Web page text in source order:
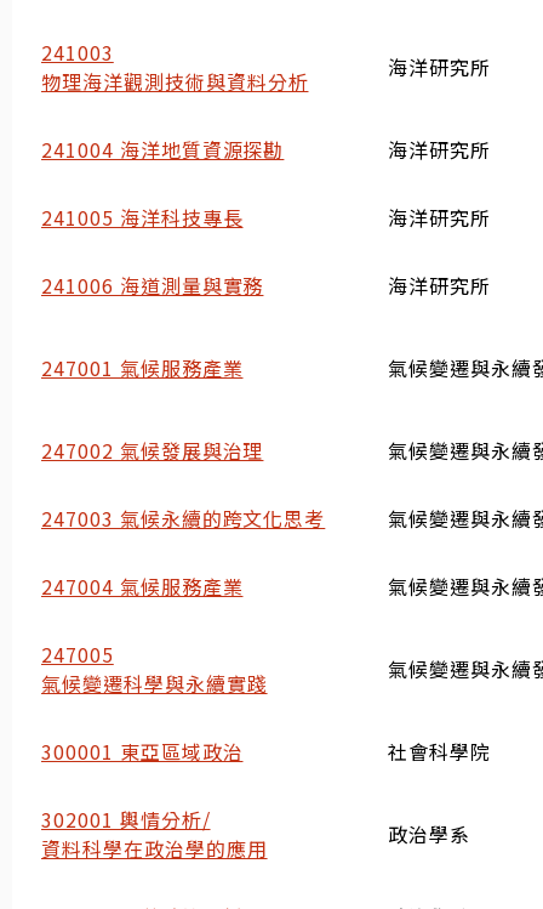
241003
物理海洋觀測技術與資料分析
海洋研究所
241004 海洋地質資源探勘 海洋研究所
241005 海洋科技專長 海洋研究所
241006 海道測量與實務 海洋研究所
247001 氣候服務產業 氣候變遷與永續
247002 氣候發展與治理 氣候變遷與永續
247003 氣候永續的跨文化思考 氣候變遷與永續
247004 氣候服務產業 氣候變遷與永續
247005
氣候變遷科學與永續實踐
氣候變遷與永續
300001 東亞區域政治 社會科學院
302001 輿情分析/
資料科學在政治學的應用
政治學系